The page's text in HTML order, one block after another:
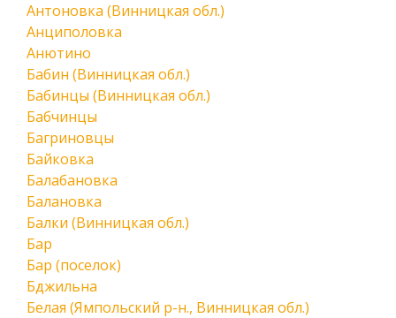
Антоновка (Винницкая обл.)
Анциполовка
Анютино
Бабин (Винницкая обл.)
Бабинцы (Винницкая обл.)
Бабчинцы
Багриновцы
Байковка
Балабановка
Балановка
Балки (Винницкая обл.)
Бар
Бар (поселок)
Бджильна
Белая (Ямпольский р-н., Винницкая обл.)